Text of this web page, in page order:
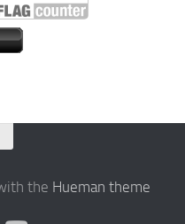
the Hueman theme